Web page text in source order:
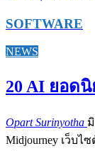
SOFTWARE
NEWS
20 AI ยอด
Opart Surinyotha
Midjourney เว็บไซ